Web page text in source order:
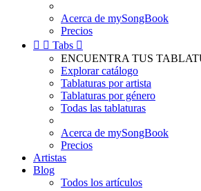
Acerca de mySongBook
Precios
  Tabs 
ENCUENTRA TUS
Explorar catálogo
Tablaturas por artista
Tablaturas por género
Todas las tablaturas
Acerca de mySongBook
Precios
Artistas
Blog
Todos los artículos